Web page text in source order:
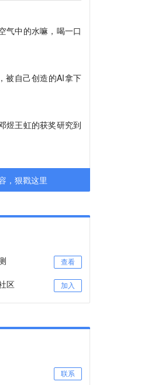
气中的水嘛，喝一口
被自己创造的AI拿下
煜王虹的获奖研究到
，狠戳这里
查看
区 加入
联系